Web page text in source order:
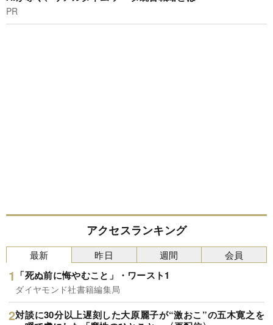
PR
アクセスランキング
最新
「死ぬ前に悔やむこと」・ワースト1
ダイヤモンド社書籍編集局
対談に30分以上遅刻した大原麗子が“激おこ”の五木寛之を
昨日 週間 会員